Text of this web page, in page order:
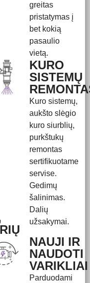
greitas
pristatymas į
bet kokią
pasaulio
vietą.
KURO
SISTEMŲ
Kuro sistemų,
aukšto slėgio
kuro siurblių,
purkštukų
remontas
sertifikuotame
servise.
Gedimų
šalinimas.
Dalių
užsakymai.
NAUJI IR
NAUDOTI
VARIKLIAI
Parduodami